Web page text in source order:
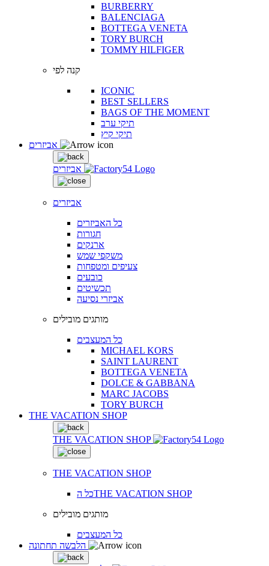
BURBERRY
BALENCIAGA
BOTTEGA VENETA
TORY BURCH
TOMMY HILFIGER
קנה לפי
ICONIC
BEST SELLERS
BAGS OF THE MOMENT
תיקי ערב
תיקי קיץ
אביזרים
אביזרים
כל האביזרים
חגורות
ארנקים
משקפי שמש
צעיפים ומטפחות
כובעים
תכשיטים
אביזרי נסיעה
מותגים מובילים
כל המעצבים
MICHAEL KORS
SAINT LAURENT
BOTTEGA VENETA
DOLCE & GABBANA
MARC JACOBS
TORY BURCH
THE VACATION SHOP
THE VACATION SHOP
THE VACATION SHOP
כל הTHE VACATION SHOP
מותגים מובילים
כל המעצבים